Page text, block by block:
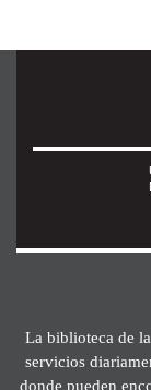
La biblioteca de
servicios
donde pueden